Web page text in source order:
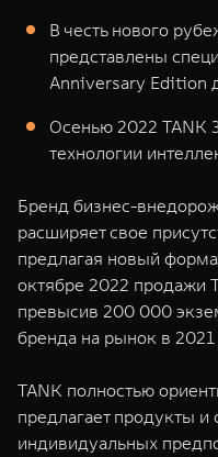
WEY 07
Расширяя границы
от 6 149 000 ₽
В честь нового
представлены
Anniversary Edition
Осенью 2022 TANK
технологии
Бренд бизнес-
расширяет свое
предлагая новый
октябре 2022 продажи
превысив 200 000
бренда на рынок в
TANK полностью
предлагает продукты
индивидуальных